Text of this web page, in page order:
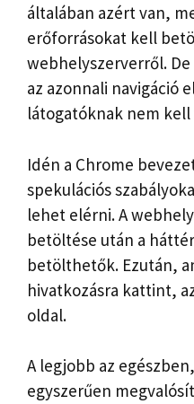
általában azért van,
erőforrásokat kell
webhelyszerverről.
az azonnali navigáció
látogatóknak nem kell
Idén a Chrome
spekulációs
lehet elérni. A
betöltése után a
betölthetők. Ezután,
hivatkozásra kattint,
oldal.
A legjobb az
egyszerűen